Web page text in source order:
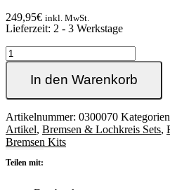
249,95€ inkl. MwSt.
Lieferzeit: 2 - 3 Werkstage
Komplette
312mm
vorne
für
Golf4
Basis
Menge
In den Warenkorb
Artikelnummer: 0300070
Artikel, Bremsen & Lochkreis Sets,
Bremsen Kits
Teilen mit: